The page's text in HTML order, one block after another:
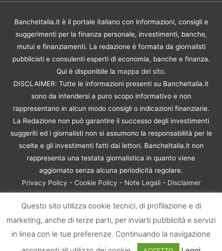
BancheItalia.it è il portale italiano con informazioni, consigli e
suggerimenti per la finanza personale, investimenti, banche,
mutui e finanziamenti. La redazione è formata da giornalisti
pubblicisti e consulenti esperti di economia, banche e finanza.
Qui è disponibile la mappa del sito.
DISCLAIMER: Tutte le informazioni presenti su BancheItalia.it
sono da intendersi a puro scopo informativo e non
rappresentano in alcun modo consigli o indicazioni finanziarie.
La Redazione non può garantire il successo degli investimenti
suggeriti ed i giornalisti non si assumono la responsabilità per le
scelte e gli investimenti fatti dai lettori. BancheItalia.it non
rappresenta una testata giornalistica in quanto viene
aggiornato senza alcuna periodicità regolare.
Privacy Policy - Cookie Policy - Note Legali- Disclaimer
Rischio Investimenti
BancheItalia.it Copyright © 2021. Tutti i diritti sono riservati. |
P.IVA 10673901004 | Contenuti di proprietà di BancheItalia.it:
non sono riproducibili, neanche parzialmente, senza esplicita
Questo sito utilizza cookie tecnici, di profilazione e di
marketing, anche di terze parti, per inviarti pubblicità e servizi
in linea con le tue preferenze. Continuando la navigazione